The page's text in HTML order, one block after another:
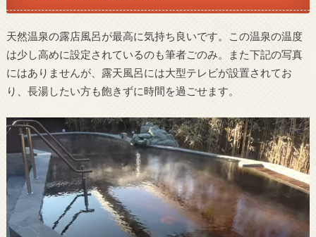
天然温泉の露店風呂が最高に気持ち良いです。この温泉の温度
は少し高めに設定されているのも筆者ごのみ。また下記の写真
にはありませんが、露天風呂には大型テレビが設置されてお
り、長湯したい方も飽きずに時間を過ごせます。